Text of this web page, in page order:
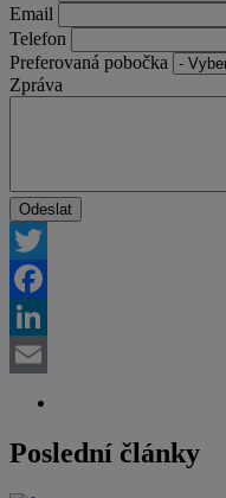
Email
Telefon
Preferovaná pobočka
Zpráva
Twitter
Facebook
LinkedIn
Poslední články